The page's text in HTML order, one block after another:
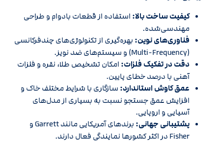
کیفیت ساخت بالا: استفاده از قطعات بادوام و طراحی
مهندسی‌شده.
فناوری‌های نوین: بهره‌گیری از تکنولوژی‌های چندفرکانسی
(Multi-Frequency) و سیستم‌های ضد نویز.
دقت در تفکیک فلزات: امکان تشخیص طلا، نقره و فلزات
آهنی با درصد خطای پایین.
عمق کاوش استاندارد: سازگاری با شرایط مختلف خاک و
افزایش عمق جستجو نسبت به بسیاری از مدل‌های
آسیایی و اروپایی.
پشتیبانی جهانی:
برندهای آمریکایی مانند Garrett و
Fisher در اکثر کشورها نمایندگی فعال دارند.